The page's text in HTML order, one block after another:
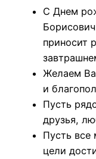
С Днем
приносит
Желаем
и
Пусть
друзья,
Пусть все
цели